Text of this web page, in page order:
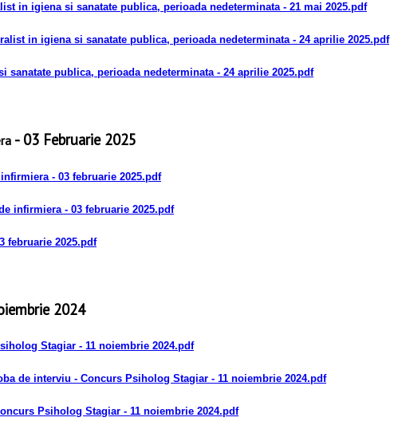
in igiena si sanatate publica, perioada nedeterminata- 21 mai 2025.pdf
in igiena si sanatate publica, perioada nedeterminata- 24 aprilie 2025.pdf
sanatate publica, perioada nedeterminata- 24 aprilie 2025.pdf
- 03 Februarie 2025
- 03 februarie 2025.pdf
infirmiera - 03 februarie 2025.pdf
februarie 2025.pdf
2024
Stagiar - 11 noiembrie 2024.pdf
de interviu - Concurs Psiholog Stagiar - 11 noiembrie 2024.pdf
Psiholog Stagiar - 11 noiembrie 2024.pdf